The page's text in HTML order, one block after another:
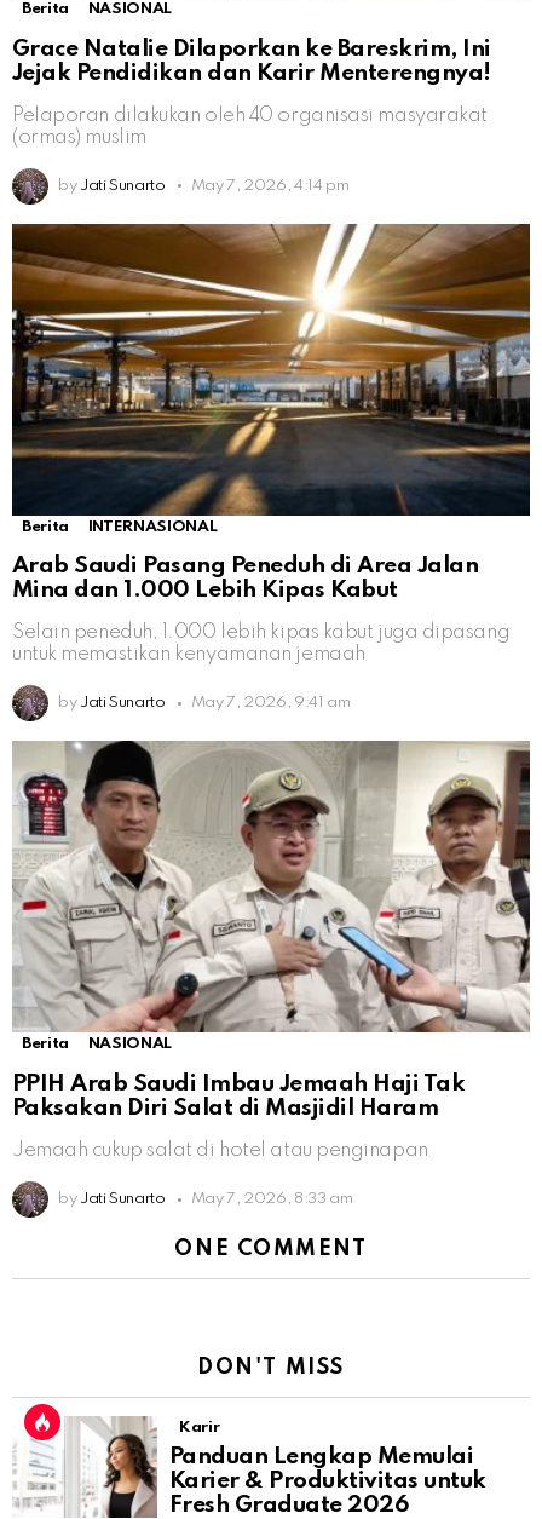
Berita NASIONAL
Grace Natalie Dilaporkan ke Bareskrim, Ini
Jejak Pendidikan dan Karir Menterengnya!
Pelaporan dilakukan oleh 40 organisasi masyarakat
(ormas) muslim
by Jati Sunarto May 7, 2026, 4:14 pm
Berita INTERNASIONAL
Arab Saudi Pasang Peneduh di Area Jalan
Mina dan 1.000 Lebih Kipas Kabut
Selain peneduh, 1.000 lebih kipas kabut juga dipasang
untuk memastikan kenyamanan jemaah
by Jati Sunarto May 7, 2026, 9:41 am
Berita NASIONAL
PPIH Arab Saudi Imbau Jemaah Haji Tak
Paksakan Diri Salat di Masjidil Haram
Jemaah cukup salat di hotel atau penginapan
by Jati Sunarto May 7, 2026, 8:33 am
ONE COMMENT
DON'T MISS
Karir
Panduan Lengkap Memulai
Karier & Produktivitas untuk
Fresh Graduate 2026